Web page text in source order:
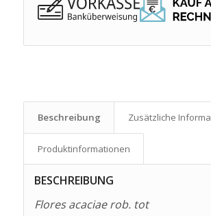
Beschreibung Zusätzliche
Produkt­informationen
BESCHREIBUNG
Flores acaciae rob. tot